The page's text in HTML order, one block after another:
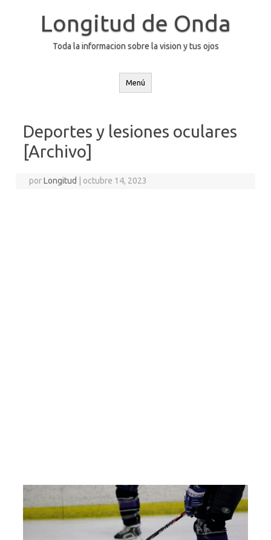
Longitud de Onda
Toda la informacion sobre la vision y tus ojos
Menú
Deportes y lesiones oculares
[Archivo]
porLongitud octubre 14, 2023